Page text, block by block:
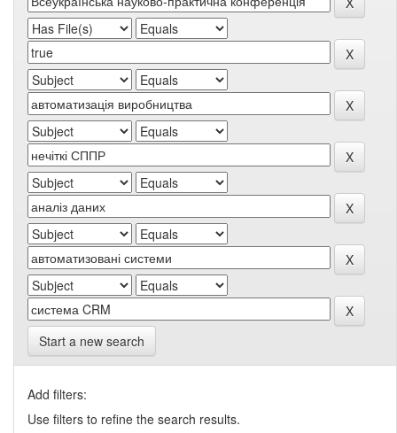
Start a new search
Add filters:
Use filters to refine the search results.